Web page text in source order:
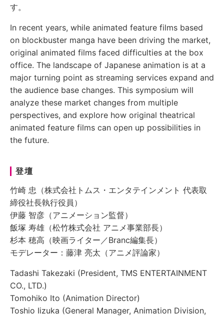
す。
In recent years, while animated feature films based
on blockbuster manga have been driving the market,
original animated films faced difficulties at the box
office. The landscape of Japanese animation is at a
major turning point as streaming services expand and
the audience base changes. This symposium will
analyze these market changes from multiple
perspectives, and explore how original theatrical
animated feature films can open up possibilities in
the future.
登壇
竹崎 忠（株式会社トムス・エンタテインメント 代表取
締役社長執行役員）
伊藤 智彦（アニメーション監督）
飯塚 寿雄（松竹株式会社 アニメ事業部長）
杉本 穂高（映画ライター／Branc編集長）
モデレーター：藤津 亮太（アニメ評論家）
Tadashi Takezaki (President, TMS ENTERTAINMENT
CO., LTD.)
Tomohiko Ito (Animation Director)
Toshio Iizuka (General Manager, Animation Division,